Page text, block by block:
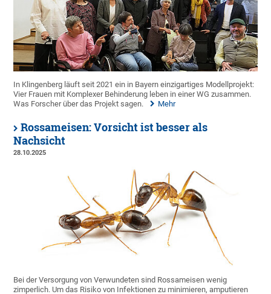
In Klingenberg läuft seit 2021 ein in Bayern einzigartiges Modellprojekt:
Vier Frauen mit Komplexer Behinderung leben in einer WG zusammen.
Was Forscher über das Projekt sagen.
Mehr
Rossameisen: Vorsicht ist besser als
Nachsicht
28.10.2025
Bei der Versorgung von Verwundeten sind Rossameisen wenig
zimperlich. Um das Risiko von Infektionen zu minimieren, amputieren